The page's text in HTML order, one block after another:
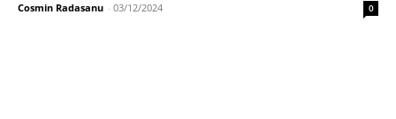
Cosmin Radasanu - 03/12/2024 0